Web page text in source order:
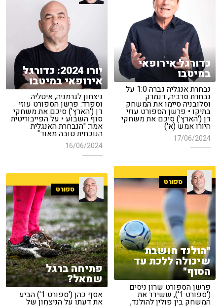
כדורגל אירופאי
במיטבו
נבחרת אנגליה גברה 1:0 על
נבחרת סרביה, דנמרק
וסלובניה סיימו את המשחק
בתיקו • פרשן הספורט עוזי
דן ('הארץ') סיכם את משחקי
היורו אמש (א')
17/06/2024
יורו 2024: כדורגל
אירופאי במיטבו
ניצחון לגרמניה, איטליה
וספרד: פרשן הספורט עוזי
דן ('הארץ') סיכם את משחקי
סוף השבוע • על הפייבוריטית
אמר: "הנבחרת האנגלית
הנוכחית טובה מאוד"
16/06/2024
ספורט
"הולנד חושבת
שיכולה ללכת עד
הסוף"
פרשן הספורט שרון ניסים
('ספורט 1'), ששידר את
המשחק בין פולין להולנד,
ספורט
פתיחה ברגל
שמאל?
אסף כהן ('ספורט 1') הביע
את דעתו על הניצחון של